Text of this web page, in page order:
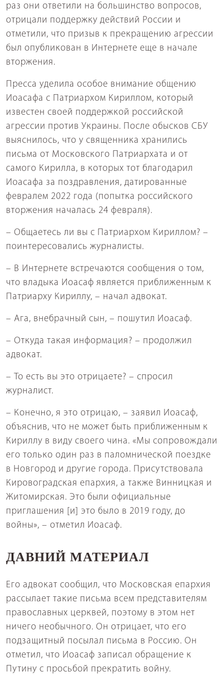
раз они ответили на большинство вопросов,
отрицали поддержку действий России и
отметили, что призыв к прекращению агрессии
был опубликован в Интернете еще в начале
вторжения.
Пресса уделила особое внимание общению
Иоасафа с Патриархом Кириллом, который
известен своей поддержкой российской
агрессии против Украины. После обысков СБУ
выяснилось, что у священника хранились
письма от Московского Патриархата и от
самого Кирилла, в которых тот благодарил
Иоасафа за поздравления, датированные
февралем 2022 года (попытка российского
вторжения началась 24 февраля).
– Общаетесь ли вы с Патриархом Кириллом? –
поинтересовались журналисты.
– В Интернете встречаются сообщения о том,
что владыка Иоасаф является приближенным к
Патриарху Кириллу, – начал адвокат.
– Ага, внебрачный сын, – пошутил Иоасаф.
– Откуда такая информация? – продолжил
адвокат.
– То есть вы это отрицаете? – спросил
журналист.
– Конечно, я это отрицаю, – заявил Иоасаф,
объяснив, что не может быть приближенным к
Кириллу в виду своего чина. «Мы сопровождали
его только один раз в паломнической поездке
в Новгород и другие города. Присутствовала
Кировоградская епархия, а также Винницкая и
Житомирская. Это были официальные
приглашения [и] это было в 2019 году, до
войны», – отметил Иоасаф.
ДАВНИЙ МАТЕРИАЛ
Его адвокат сообщил, что Московская епархия
рассылает такие письма всем представителям
православных церквей, поэтому в этом нет
ничего необычного. Он отрицает, что его
подзащитный посылал письма в Россию. Он
отметил, что Иоасаф записал обращение к
Путину с просьбой прекратить войну.